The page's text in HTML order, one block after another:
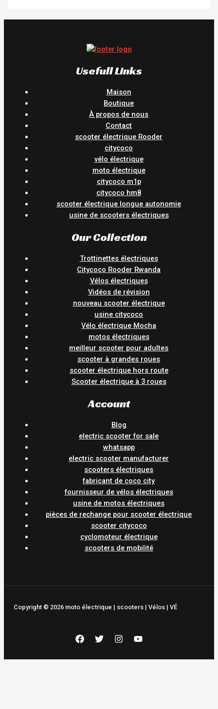
Usefull Links
Maison
Boutique
À propos de nous
Contact
scooter électrique Rooder
citycoco
vélo électrique
moto électrique
citycoco m1p
citycoco hm8
scooter électrique longue autonomie
usine de scooters électriques
Our Collection
Trottinettes électriques
Citycoco Rooder Rwanda
Vélos électriques
Vidéos de révision
nouveau scooter électrique
usine citycoco
Vélo électrique Mocha
motos électriques
meilleur scooter pour adultes
scooter à grandes roues
scooter électrique hors route
Scooter électrique à 3 roues
Account
Blog
electric scooter for sale
whatsapp
electric scooter manufacturer
scooters électriques
fabricant de coco city
fournisseur de vélos électriques
usine de motos électriques
pièces de rechange pour scooter électrique
scooter citycoco
cyclomoteur électrique
scooters de mobilité
Copyright © 2026 moto électrique | scooters | Vélos | VÉ